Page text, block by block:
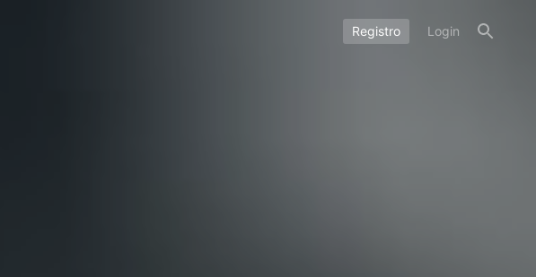
Registro Login